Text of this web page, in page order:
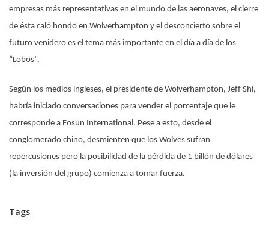
empresas más representativas en el mundo de las aeronaves, el cierre
de ésta caló hondo en Wolverhampton y el desconcierto sobre el
futuro venidero es el tema más importante en el día a día de los
“Lobos”.
Según los medios ingleses, el presidente de Wolverhampton, Jeff Shi,
habría iniciado conversaciones para vender el porcentaje que le
corresponde a Fosun International. Pese a esto, desde el
conglomerado chino, desmienten que los Wolves sufran
repercusiones pero la posibilidad de la pérdida de 1 billón de dólares
(la inversión del grupo) comienza a tomar fuerza.
Tags